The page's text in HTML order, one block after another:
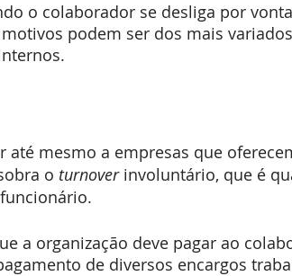
o colaborador se desliga por
podem ser dos mais
mesmo a empresas que
o turnover involuntário, que é
a organização deve pagar ao
de diversos encargos